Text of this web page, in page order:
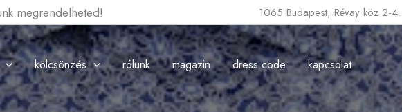
megrendelheted! 1065 Budapest, Révay köz 2-4.
kölcsönzés rólunk magazin dress code kapcsolat